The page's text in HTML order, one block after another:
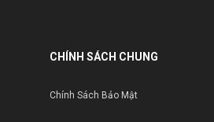
CHÍNH SÁCH CHUNG
Chính Sách Bảo Mật